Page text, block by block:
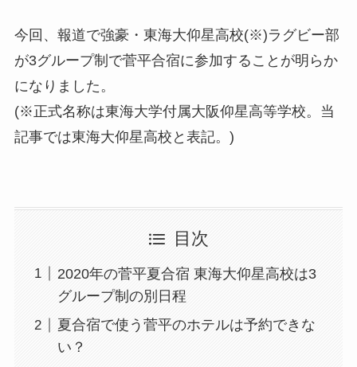
今回、報道で強豪・東海大仰星高校(※)ラグビー部
が3グループ制で菅平合宿に参加することが明らか
になりました。
(※正式名称は東海大学付属大阪仰星高等学校。当
記事では東海大仰星高校と表記。)
目次
2020年の菅平夏合宿 東海大仰星高校は3
グループ制の別日程
夏合宿で使う菅平のホテルは予約できな
い？